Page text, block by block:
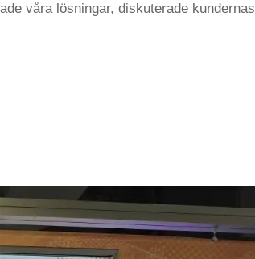
våra lösningar, diskuterade kundernas